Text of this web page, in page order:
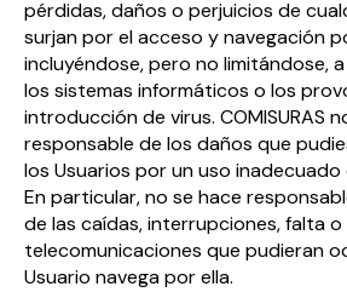
pérdidas, daños o perjuicios de
surjan por el acceso y navegación
incluyéndose, pero no limitándose,
los sistemas informáticos o los
introducción de virus. COMISURAS
responsable de los daños que
los Usuarios por un uso inadecuado
En particular, no se hace
de las caídas, interrupciones, falta
telecomunicaciones que pudieran
Usuario navega por ella.